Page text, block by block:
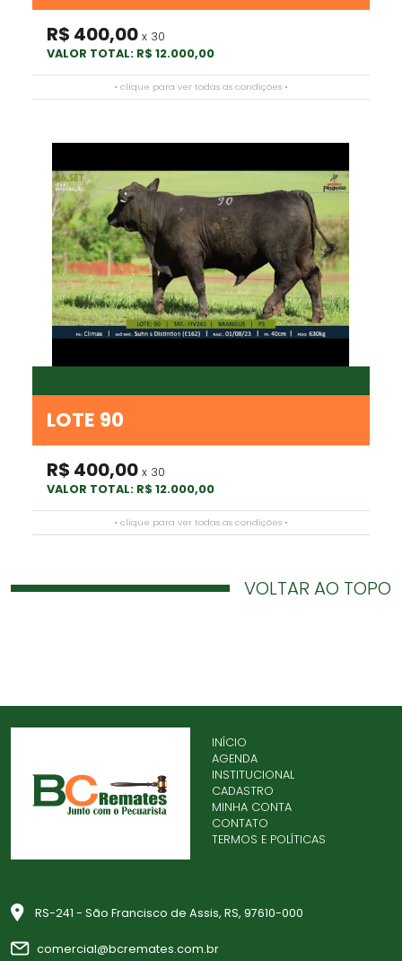
R$ 400,00 x 30
VALOR TOTAL: R$ 12.000,00
• clique para ver todas as condições •
LOTE 90
R$ 400,00 x 30
VALOR TOTAL: R$ 12.000,00
• clique para ver todas as condições •
VOLTAR AO TOPO
INÍCIO
AGENDA
INSTITUCIONAL
CADASTRO
MINHA CONTA
CONTATO
TERMOS E POLÍTICAS
RS-241 - São Francisco de Assis, RS, 97610-000
comercial@bcremates.com.br